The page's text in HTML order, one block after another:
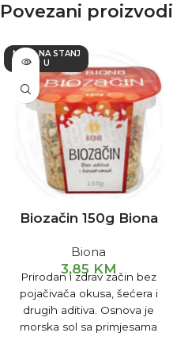
Povezani proizvodi
NEMA NA STANJ
U
Biozačin 150g Biona
Biona
3,85 KM
Prirodan i zdrav začin bez
pojačivača okusa, šećera i
drugih aditiva. Osnova je
morska sol sa primjesama